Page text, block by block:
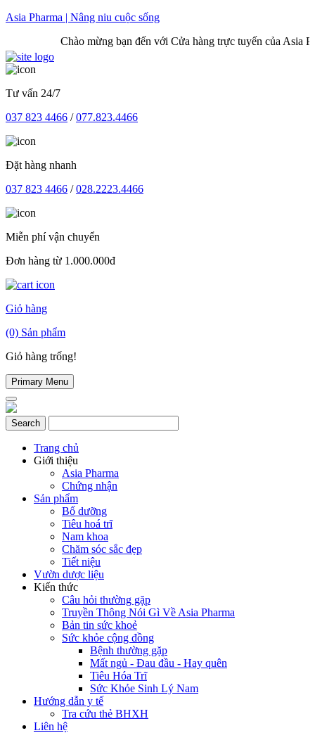
Skip
Asia Pharma | Nâng niu cuộc sống
Chào mừng bạn đến với Cửa hàng trực tuyến của Asia
Tư vấn 24/7
037 823 4466 /077.823.4466
Đặt hàng nhanh
037 823 4466 /028.2223.4466
Miễn phí vận chuyển
Đơn hàng từ 1.000.000đ
Giỏ hàng
(0) Sản phẩm
Giỏ hàng trống!
Primary Menu
Trang chủ
Giới thiệu
Asia Pharma
Chứng nhận
Sản phẩm
Bổ dưỡng
Tiêu hoá trĩ
Nam khoa
Chăm sóc sắc đẹp
Tiết niệu
Vườn dược liệu
Kiến thức
Câu hỏi thường gặp
Truyền Thông Nói Gì Về Asia Pharma
Bản tin sức khoẻ
Sức khỏe cộng đồng
Bệnh thường gặp
Mất ngủ - Đau đầu - Hay quên
Tiêu Hóa Trĩ
Sức Khỏe Sinh Lý Nam
Hướng dẫn y tế
Tra cứu thẻ BHXH
Liên hệ